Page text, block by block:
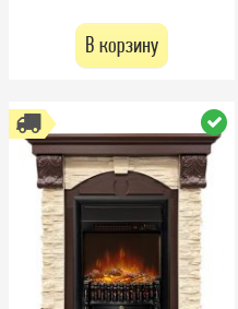
В корзину